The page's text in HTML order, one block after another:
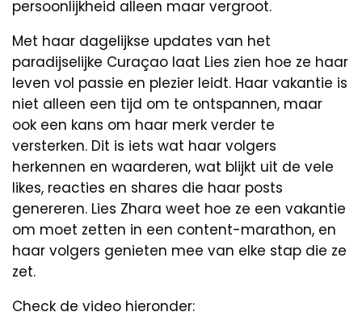
persoonlijkheid alleen maar vergroot.
Met haar dagelijkse updates van het
paradijselijke Curaçao laat Lies zien hoe ze haar
leven vol passie en plezier leidt. Haar vakantie is
niet alleen een tijd om te ontspannen, maar
ook een kans om haar merk verder te
versterken. Dit is iets wat haar volgers
herkennen en waarderen, wat blijkt uit de vele
likes, reacties en shares die haar posts
genereren. Lies Zhara weet hoe ze een vakantie
om moet zetten in een content-marathon, en
haar volgers genieten mee van elke stap die ze
zet.
Check de video hieronder: